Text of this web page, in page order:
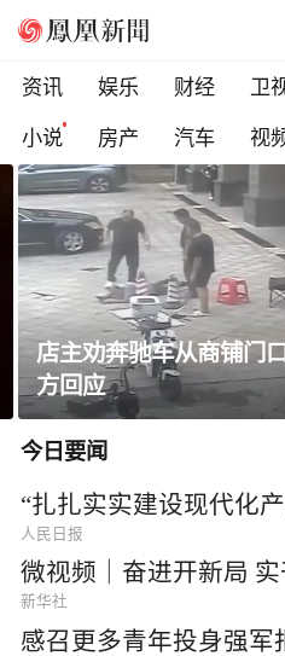
资讯 娱乐 财经 卫
小说
房产 汽车 视
迪丽热巴身着灯芯绒西
今日要闻
“扎扎实实建设现代化
人民日报
微视频｜奋进开新局
新华社
感召更多青年投身强军